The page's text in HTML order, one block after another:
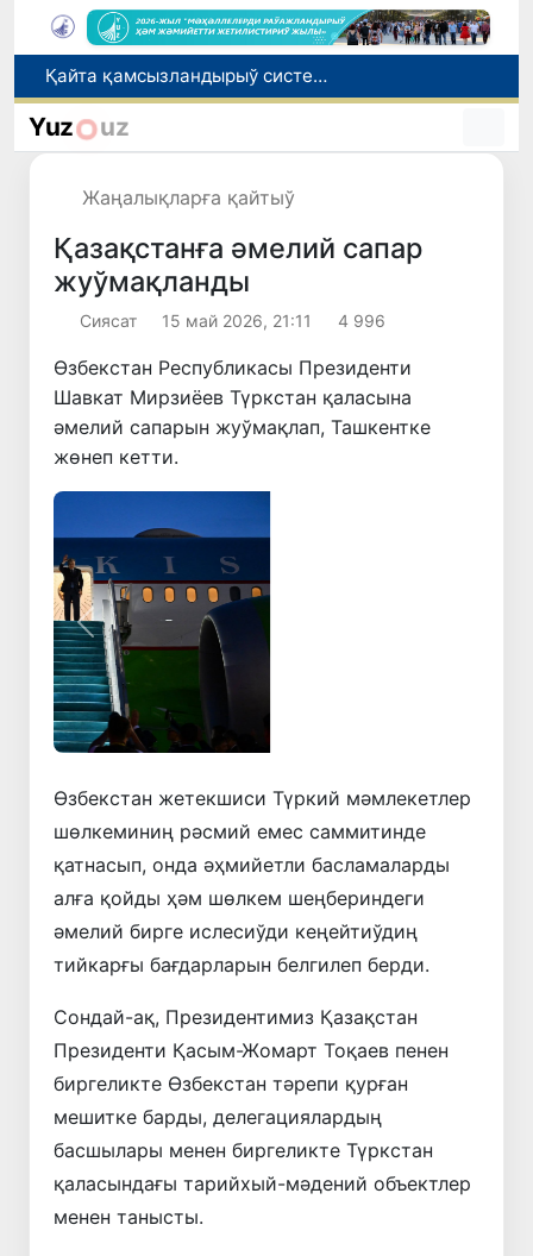
Өзбекстанда төлемли автомобиль жолларын жаратыў ҳәм олардан пайдаланыў тәртиби белгиленди
Өзбекстан Бас министри Қырғызстан Президенти менен ЕАЭА илажлары шеңбериндеги ушырасыўда қатнасты
Yuz uz
Жаңалықларға қайтыў
Қазақстанға әмелий сапар
жуўмақланды
Сиясат 15 май 2026, 21:11 4 996
Өзбекстан Республикасы Президенти
Шавкат Мирзиёев Түркстан қаласына
әмелий сапарын жуўмақлап, Ташкентке
жөнеп кетти.
Алдынғы
Өзбекстан жетекшиси Түркий мәмлекетлер
шөлкеминиң рәсмий емес саммитинде
қатнасып, онда әҳмийетли басламаларды
алға қойды ҳәм шөлкем шеңбериндеги
әмелий бирге ислесиўди кеңейтиўдиң
тийкарғы бағдарларын белгилеп берди.
Сондай-ақ, Президентимиз Қазақстан
Президенти Қасым-Жомарт Тоқаев пенен
биргеликте Өзбекстан тәрепи қурған
мешитке барды, делегациялардың
басшылары менен биргеликте Түркстан
қаласындағы тарийхый-мәдений объектлер
менен танысты.